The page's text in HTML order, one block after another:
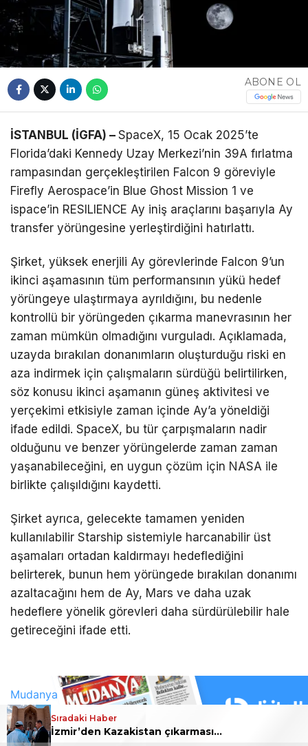
ABONE OL
İSTANBUL (İGFA) – SpaceX, 15 Ocak 2025’te
Florida’daki Kennedy Uzay Merkezi’nin 39A fırlatma
rampasından gerçekleştirilen Falcon 9 göreviyle
Firefly Aerospace’in Blue Ghost Mission 1 ve
ispace’in RESILIENCE Ay iniş araçlarını başarıyla Ay
transfer yörüngesine yerleştirdiğini hatırlattı.
Şirket, yüksek enerjili Ay görevlerinde Falcon 9’un
ikinci aşamasının tüm performansının yükü hedef
yörüngeye ulaştırmaya ayrıldığını, bu nedenle
kontrollü bir yörüngeden çıkarma manevrasının her
zaman mümkün olmadığını vurguladı. Açıklamada,
uzayda bırakılan donanımların oluşturduğu riski en
aza indirmek için çalışmaların sürdüğü belirtilirken,
söz konusu ikinci aşamanın güneş aktivitesi ve
yerçekimi etkisiyle zaman içinde Ay’a yöneldiği
ifade edildi. SpaceX, bu tür çarpışmaların nadir
olduğunu ve benzer yörüngelerde zaman zaman
yaşanabileceğini, en uygun çözüm için NASA ile
birlikte çalışıldığını kaydetti.
Şirket ayrıca, gelecekte tamamen yeniden
kullanılabilir Starship sistemiyle harcanabilir üst
aşamaları ortadan kaldırmayı hedeflediğini
belirterek, bunun hem yörüngede bırakılan donanımı
azaltacağını hem de Ay, Mars ve daha uzak
hedeflere yönelik görevleri daha sürdürülebilir hale
getireceğini ifade etti.
Sıradaki Haber
İzmir’den Kazakistan çıkarması… İzmir ile üç kent arasında ticaret ve kültür köprüsü hedefi